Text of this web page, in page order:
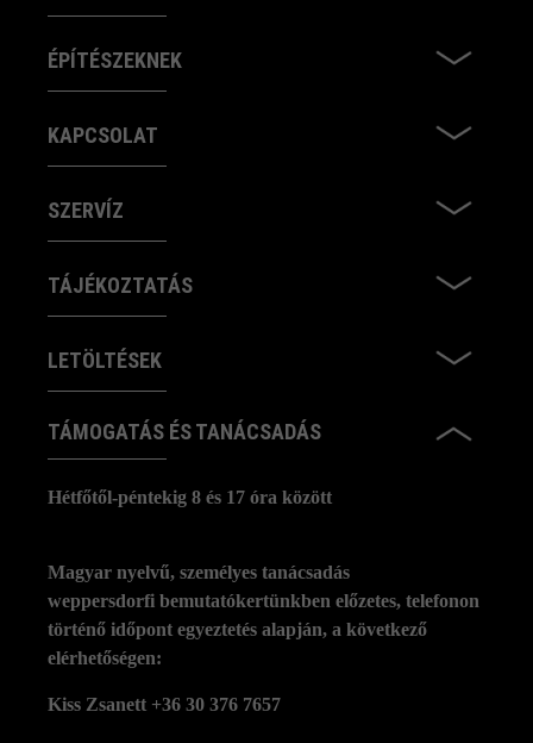
ÉPÍTÉSZEKNEK
KAPCSOLAT
SZERVÍZ
TÁJÉKOZTATÁS
LETÖLTÉSEK
TÁMOGATÁS ÉS TANÁCSADÁS
Hétfőtől-péntekig 8 és 17 óra között
Magyar nyelvű, személyes tanácsadás
weppersdorfi bemutatókertünkben előzetes, telefonon
történő időpont egyeztetés alapján, a következő
elérhetőségen:
Kiss Zsanett +36 30 376 7657